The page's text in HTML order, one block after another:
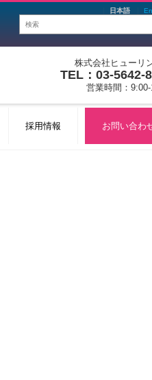
日本語
株式会社ヒューリ
TEL：03-5642-
営業時間：
採用情報 お問い合わ